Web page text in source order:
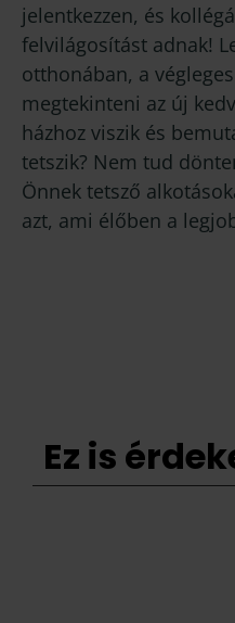
jelentkezzen, és
felvilágosítást adnak!
otthonában, a
megtekinteni az új
házhoz viszik és
tetszik? Nem tud
Önnek tetsző
azt, ami élőben a
Ez is